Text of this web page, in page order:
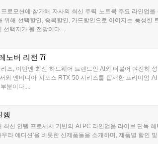
로모션에 참가해 자사의 최신 주력 노트북 주요 라인업
해 선택할인, 중복할인, 카드할인으로 이어지는 풍성한
선택지가 될 전망이다....
노버 리전 7i'
즈, 이번엔 최신 하드웨어 트렌드인 AI와 더불어 여전히
와 엔비디아 지포스 RTX 50 시리즈를 탑재한 프리미엄
분이다....
행
신 인텔 프로세서 기반의 AI PC 라인업을 라이브 단독
라 에디션'을 비롯한 신제품들을 소개하며, 제품별 할인